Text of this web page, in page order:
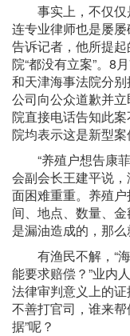
事实上，不仅
连专业律师也是屡
告诉记者，他所提
院“都没有立案”。8
和天津海事法院分
公司向公众道歉并
院直接电话告知此
院均表示这是新型案
“养殖户想告康
会副会长王建平说
面困难重重。养殖
间、地点、数量、
是漏油造成的，那么
有渔民不解，“
能要求赔偿？”业内
法律审判意义上的
不善打官司，谁来
据”呢？